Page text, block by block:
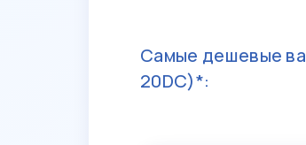
Самые дешевые
20DC)*: